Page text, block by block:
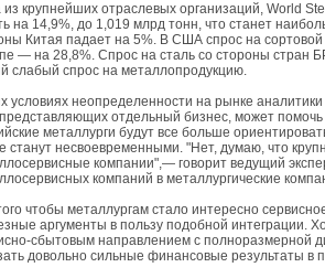
крупнейших отраслевых организаций, World
на 14,9%, до 1,019 млрд тонн, что станет
Китая падает на 5%. В США спрос на сортовой
— на 28,8%. Спрос на сталь со стороны стран
слабый спрос на металлопродукцию.
условиях неопределенности на рынке
отдельный бизнес, может
металлурги будут все больше
станут несвоевременными. "Нет, думаю, что
компании",— говорит ведущий
компаний в металлургические
чтобы металлургам стало интересно
аргументы в пользу подобной интеграции.
сбытовым направлением с полноразмерной
довольно сильные финансовые результаты в